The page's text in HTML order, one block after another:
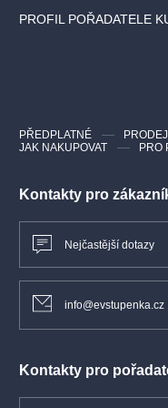
PROFIL POŘADATELE
Kontakty pro
Nejčastější dotazy
info@evstupenka.cz
Kontakty pro
PŘEDPLATNÉ
JAK NAKUPOVAT
PRO